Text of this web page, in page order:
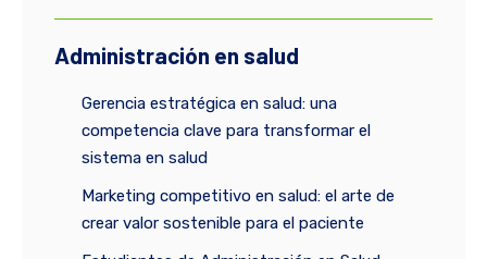
Administración en salud
Gerencia estratégica en salud: una
competencia clave para transformar el
sistema en salud
Marketing competitivo en salud: el arte de
crear valor sostenible para el paciente